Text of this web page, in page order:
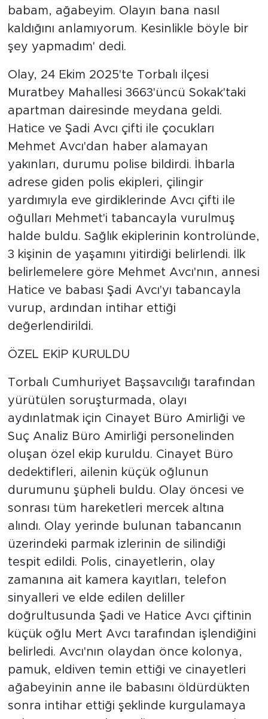
babam, ağabeyim. Olayın bana nasıl
kaldığını anlamıyorum. Kesinlikle böyle bir
şey yapmadım' dedi.
Olay, 24 Ekim 2025'te Torbalı ilçesi
Muratbey Mahallesi 3663'üncü Sokak'taki
apartman dairesinde meydana geldi.
Hatice ve Şadi Avcı çifti ile çocukları
Mehmet Avcı'dan haber alamayan
yakınları, durumu polise bildirdi. İhbarla
adrese giden polis ekipleri, çilingir
yardımıyla eve girdiklerinde Avcı çifti ile
oğulları Mehmet'i tabancayla vurulmuş
halde buldu. Sağlık ekiplerinin kontrolünde,
3 kişinin de yaşamını yitirdiği belirlendi. İlk
belirlemelere göre Mehmet Avcı'nın, annesi
Hatice ve babası Şadi Avcı'yı tabancayla
vurup, ardından intihar ettiği
değerlendirildi.
ÖZEL EKİP KURULDU
Torbalı Cumhuriyet Başsavcılığı tarafından
yürütülen soruşturmada, olayı
aydınlatmak için Cinayet Büro Amirliği ve
Suç Analiz Büro Amirliği personelinden
oluşan özel ekip kuruldu. Cinayet Büro
dedektifleri, ailenin küçük oğlunun
durumunu şüpheli buldu. Olay öncesi ve
sonrası tüm hareketleri mercek altına
alındı. Olay yerinde bulunan tabancanın
üzerindeki parmak izlerinin de silindiği
tespit edildi. Polis, cinayetlerin, olay
zamanına ait kamera kayıtları, telefon
sinyalleri ve elde edilen deliller
doğrultusunda Şadi ve Hatice Avcı çiftinin
küçük oğlu Mert Avcı tarafından işlendiğini
belirledi. Avcı'nın olaydan önce kolonya,
pamuk, eldiven temin ettiği ve cinayetleri
ağabeyinin anne ile babasını öldürdükten
sonra intihar ettiği şeklinde kurgulamaya